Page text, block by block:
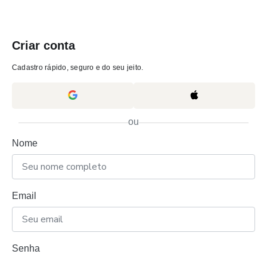
Criar conta
Cadastro rápido, seguro e do seu jeito.
ou
Nome
Email
Senha